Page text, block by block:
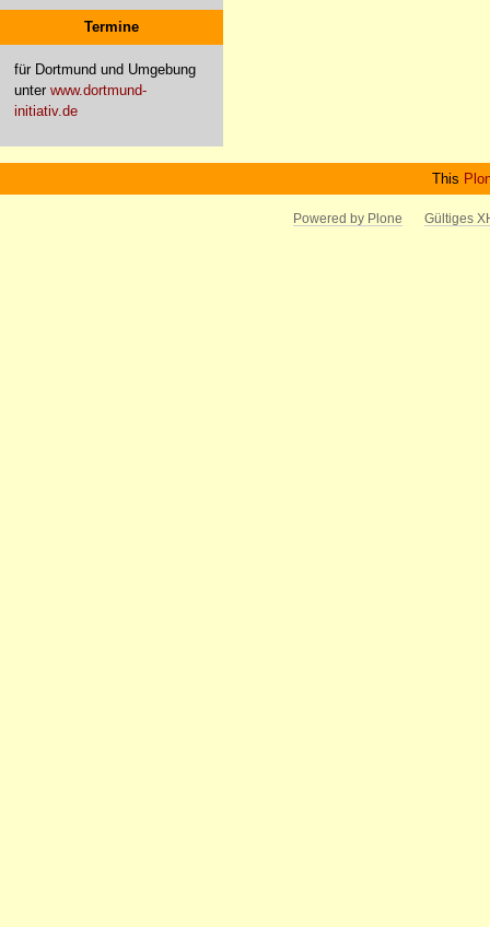
Termine
für Dortmund und Umgebung
unter www.dortmund-
initiativ.de
This
Powered by Plone Gültiges